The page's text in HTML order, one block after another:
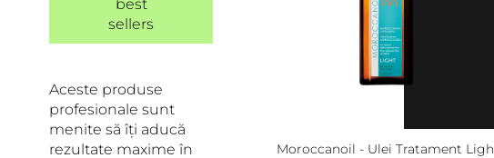
best
sellers
Aceste produse
profesionale sunt
menite să îți aducă
rezultate maxime în
Moroccanoil - Ulei Tratament